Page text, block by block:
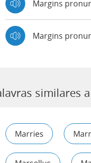
Margins
Margins
similares
Marries